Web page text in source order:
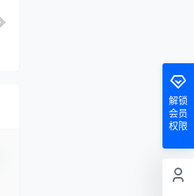
解锁
会员
权限